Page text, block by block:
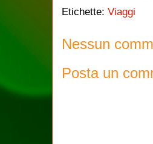
Etichette: Viaggi
Nessun
Posta un